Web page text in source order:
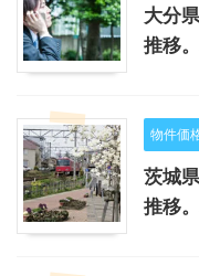
大分
推移
物件価
茨城
推移